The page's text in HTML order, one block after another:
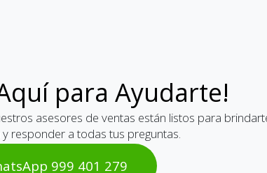
para Ayudarte!
asesores de ventas están listos para
responder a todas tus preguntas.
999 401 2​​79